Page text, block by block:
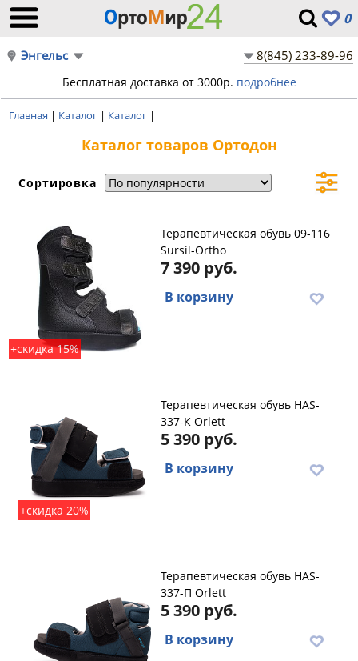
0
Энгельс 8(845) 233-89-96
Бесплатная доставка от 3000р. подробнее
Главная | Каталог | Каталог |
Каталог товаров Ортодон
Сортировка
+скидка 15%
Терапевтическая обувь 09-116
Sursil-Ortho
7 390 руб.
В корзину
+скидка 20%
Терапевтическая обувь HAS-
337-К Orlett
5 390 руб.
В корзину
Терапевтическая обувь HAS-
337-П Orlett
5 390 руб.
В корзину